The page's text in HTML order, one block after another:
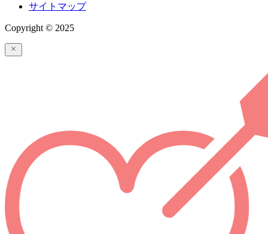
サイトマップ
Copyright © 2025